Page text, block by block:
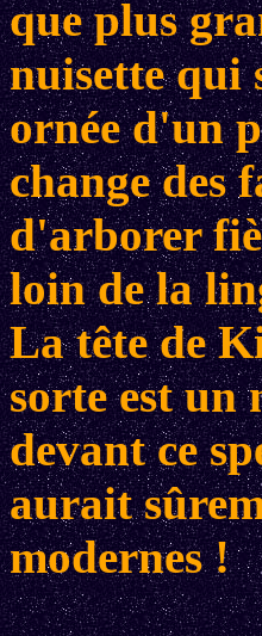
que plus
nuisette qui
ornée d'un
change des
d'arborer
loin de la
La tête de
sorte est un
devant ce
aurait
modernes !